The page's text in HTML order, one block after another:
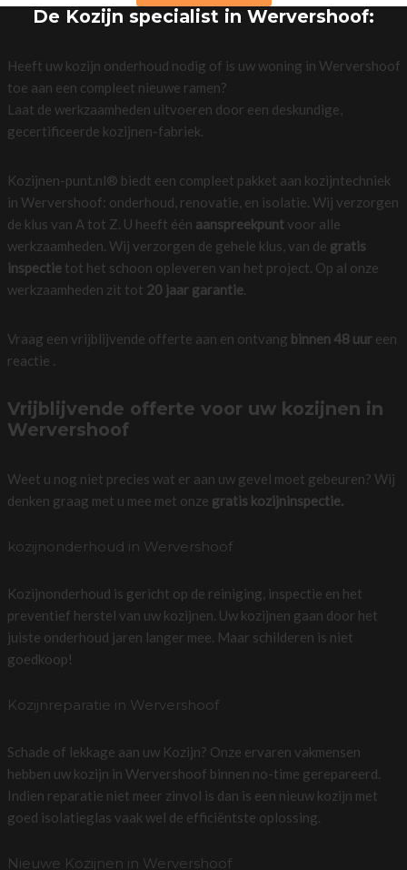
De Kozijn specialist in Wervershoof:
Heeft uw kozijn onderhoud nodig of is uw woning in Wervershoof
toe aan een compleet nieuwe ramen?
Laat de werkzaamheden uitvoeren door een deskundige,
gecertificeerde kozijnen-fabriek.
Kozijnen-punt.nl® biedt een compleet pakket aan kozijntechniek
in Wervershoof: onderhoud, renovatie, en isolatie. Wij verzorgen
de klus van A tot Z. U heeft één aanspreekpuntvoor alle
werkzaamheden. Wij verzorgen de gehele klus, van de gratis
inspectietot het schoon opleveren van het project. Op al onze
werkzaamheden zit tot 20 jaar garantie.
Vraag een vrijblijvende offerte aan en ontvang binnen 48 uureen
reactie .
Vrijblijvende offerte voor uw kozijnen in
Wervershoof
Weet u nog niet precies wat er aan uw gevel moet gebeuren? Wij
denken graag met u mee met onze gratis kozijninspectie.
kozijnonderhoud in Wervershoof
Kozijnonderhoud is gericht op de reiniging, inspectie en het
preventief herstel van uw kozijnen. Uw kozijnen gaan door het
juiste onderhoud jaren langer mee. Maar schilderen is niet
goedkoop!
Kozijnreparatie in Wervershoof
Schade of lekkage aan uw Kozijn? Onze ervaren vakmensen
hebben uw kozijn in Wervershoof binnen no-time gerepareerd.
Indien reparatie niet meer zinvol is dan is een nieuw kozijn met
goed isolatieglas vaak wel de efficiëntste oplossing.
Nieuwe Kozijnen in Wervershoof